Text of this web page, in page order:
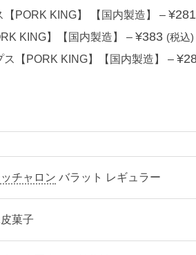
PORK KING】 【国内製造】 – ¥281
KING】【国内製造】 – ¥383 (税込)
【PORK KING】【国内製造】 – ¥
チャロン バラット レギュラー
菓子